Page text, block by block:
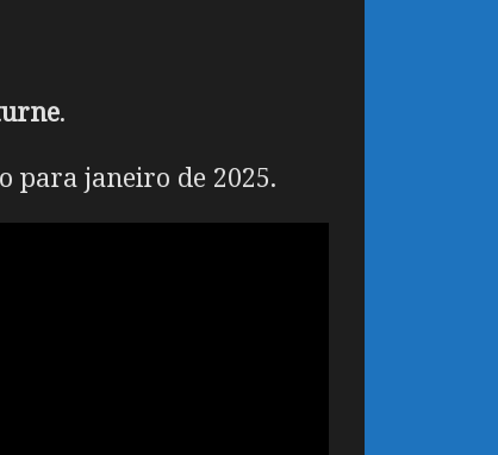
.
para janeiro de 2025.